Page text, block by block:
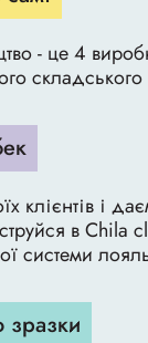
- це 4
клієнтів і
в Chila
системи